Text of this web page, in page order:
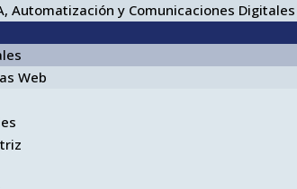
Automatización y Comunicaciones Digitales
Web